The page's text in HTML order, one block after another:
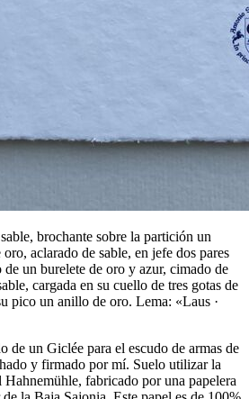
brochante sobre la partición un
aclarado de sable, en jefe dos pares
un burelete de oro y azur, cimado de
cargada en su cuello de tres gotas de
pico un anillo de oro. Lema: «Laus ·
de un Giclée para el escudo de armas de
y firmado por mí. Suelo utilizar la
fabricado por una papelera